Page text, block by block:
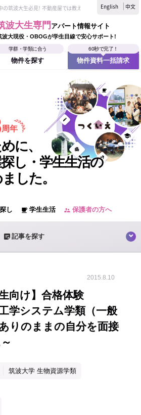
の筑波大生必見！ 不動産屋では教えてくれない、筑波大生なら
English 中文
波大生専門 アパート情報サイト
波大現役・OBOGが学生目線で安心サポート!
学群・学類に合う
物件を探す
60秒で完了！
物件資料一括請求
周年
に、
し・学生生活の
した。
し local_cafe 学生生活 supervisor_account 保護者の方へ
sticky_note_2 記事を探す
2015.8.10
向け】合格体験
学システム学類（一般
りのままの自分を面接
筑波大学 生物資源学類